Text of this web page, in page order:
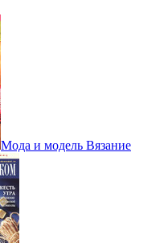
Мода и модель Вязание